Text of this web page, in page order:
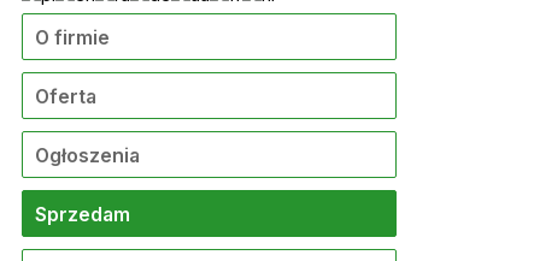
O firmie
Oferta
Ogłoszenia
Sprzedam